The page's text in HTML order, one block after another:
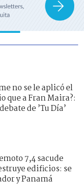
no se le aplicó el
que a Fran Maira?:
de ’Tu Día’
7,4 sacude
edificios: se
y Panamá